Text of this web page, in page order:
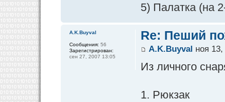
5) Палатка (на
Re: Пеший
A.K.Buyval ноя
Из личного
1. Рюкзак
A.K.Buyval
Сообщения: 56
Зарегистрирован:
сен 27, 2007 13:05